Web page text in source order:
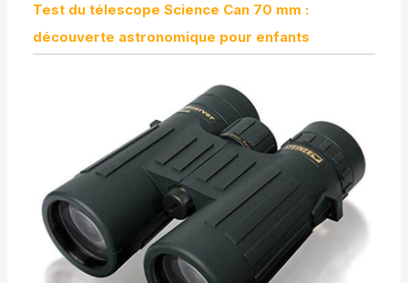
Test du télescope Science Can 70 mm :
découverte astronomique pour enfants